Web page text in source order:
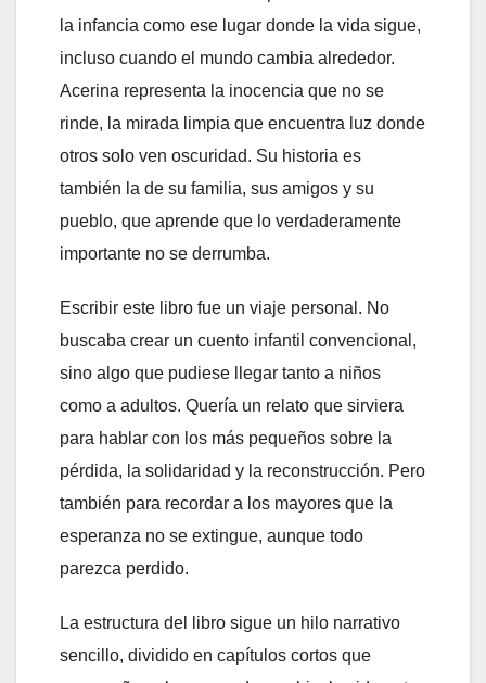
la infancia como ese lugar donde la vida sigue,
incluso cuando el mundo cambia alrededor.
Acerina representa la inocencia que no se
rinde, la mirada limpia que encuentra luz donde
otros solo ven oscuridad. Su historia es
también la de su familia, sus amigos y su
pueblo, que aprende que lo verdaderamente
importante no se derrumba.
Escribir este libro fue un viaje personal. No
buscaba crear un cuento infantil convencional,
sino algo que pudiese llegar tanto a niños
como a adultos. Quería un relato que sirviera
para hablar con los más pequeños sobre la
pérdida, la solidaridad y la reconstrucción. Pero
también para recordar a los mayores que la
esperanza no se extingue, aunque todo
parezca perdido.
La estructura del libro sigue un hilo narrativo
sencillo, dividido en capítulos cortos que